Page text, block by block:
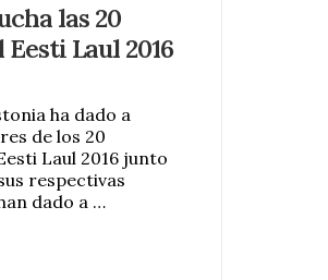
las 20
Laul 2016
ha dado a
de los 20
Laul 2016 junto
respectivas
dado a …